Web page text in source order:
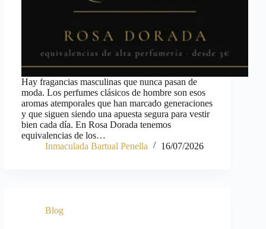
Hay fragancias masculinas que nunca pasan de
moda. Los perfumes clásicos de hombre son esos
aromas atemporales que han marcado generaciones
y que siguen siendo una apuesta segura para vestir
bien cada día. En Rosa Dorada tenemos
equivalencias de los…
Inmaculada Bartual Penella
16/07/2026
Blog